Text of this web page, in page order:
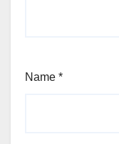
Name *